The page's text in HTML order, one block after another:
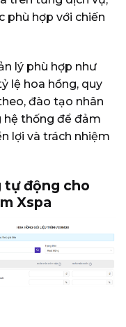
phù hợp với chiến
lý phù hợp như
lệ hoa hồng, quy
đào tạo nhân
hệ thống để đảm
lợi và trách nhiệm
tự động cho
Xspa